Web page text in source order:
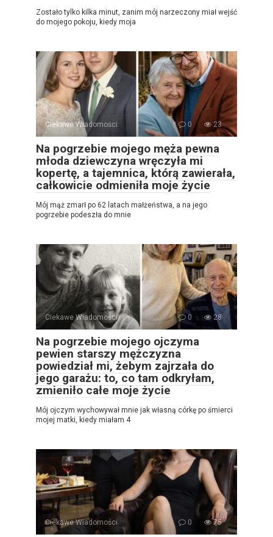
Zostało tylko kilka minut, zanim mój narzeczony miał wejść
do mojego pokoju, kiedy moja
Ciekawe Wiadomości 0 23
Na pogrzebie mojego męża pewna
młoda dziewczyna wręczyła mi
kopertę, a tajemnica, którą zawierała,
całkowicie odmieniła moje życie
Mój mąż zmarł po 62 latach małżeństwa, a na jego
pogrzebie podeszła do mnie
Ciekawe Wiadomości 0 28
Na pogrzebie mojego ojczyma
pewien starszy mężczyzna
powiedział mi, żebym zajrzała do
jego garażu: to, co tam odkryłam,
zmieniło całe moje życie
Mój ojczym wychowywał mnie jak własną córkę po śmierci
mojej matki, kiedy miałam 4
Ciekawe Wiadomości 0 75